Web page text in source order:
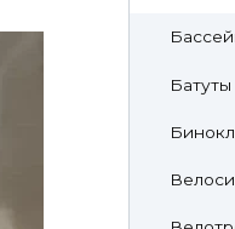
Батуты